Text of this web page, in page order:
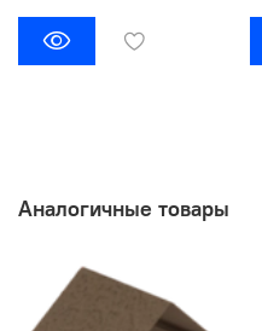
Аналогичные товары